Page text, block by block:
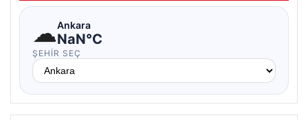
☁Ankara
NaN°C
ŞEHIR SEÇ